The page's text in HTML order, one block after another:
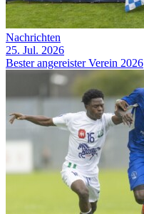
Nachrichten
25. Jul. 2026
Bester angereister Verein 2026